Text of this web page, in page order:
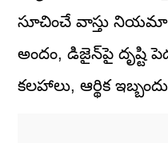
సూచించే వాస్తు
అందం, డిజైన్‌పై దృష్టి
కలహాలు, ఆర్థిక